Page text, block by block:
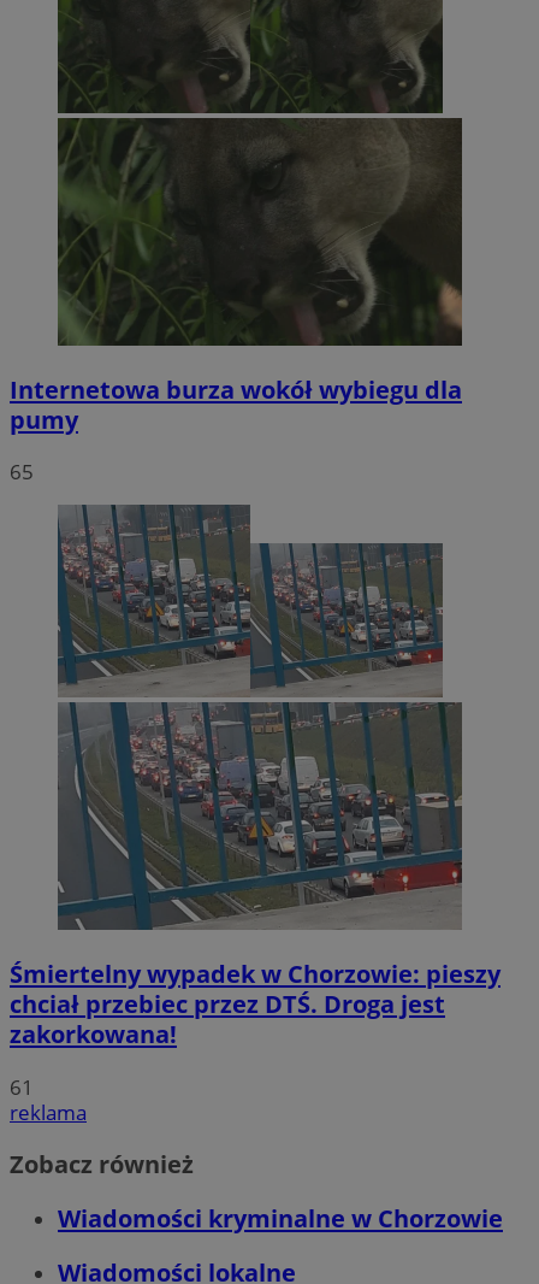
Internetowa burza wokół wybiegu dla
pumy
65
Śmiertelny wypadek w Chorzowie: pieszy
chciał przebiec przez DTŚ. Droga jest
zakorkowana!
61
reklama
Zobacz również
Wiadomości kryminalne w Chorzowie
Wiadomości lokalne